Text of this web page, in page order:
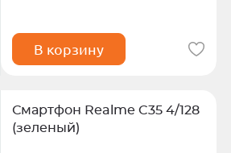
В корзину
Смартфон Realme C35 4/128
(зеленый)